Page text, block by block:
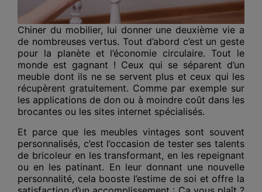
Chiner du mobilier, lui donner une deuxième vie a
de nombreuses vertus. Tout d’abord c’est un geste
pour la planète et l’économie circulaire. Tout le
monde est gagnant ! Ceux qui se séparent d’un
meuble dont ils ne se servent plus et ceux qui les
récupèrent gratuitement. Comme par exemple sur
les applications de don ou à moindre coût dans les
brocantes ou les sites internet spécialisés.
Et parce que les meubles vintages sont souvent
personnalisés, c’est l’occasion de tester ses talents
de bricoleur en les transformant, en les repeignant
ou en les patinant. En leur donnant une nouvelle
personnalité, cela booste l’estime de soi et offre la